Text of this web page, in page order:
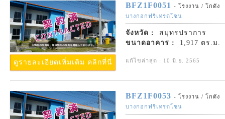
ดูรายละเอียดเพิ่มเติม คลิกที่นี่
BFZ1F0051
- โรงงาน / โกดัง
บางกอกฟรีเทรดโซน
จังหวัด :
สมุทรปราการ
ขนาดอาคาร :
1,917 ตร.ม.
แก้ไขล่าสุด : 10 มิ.ย. 2565
BFZ1F0053 - โรงงาน / โกดัง
บางกอกฟรีเทรดโซน